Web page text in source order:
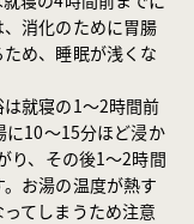
消化のために胃腸
め、睡眠が浅くな
就寝の1〜2時間前
10〜15分ほど浸か
り、その後1〜2時間
お湯の温度が熱す
てしまうため注意